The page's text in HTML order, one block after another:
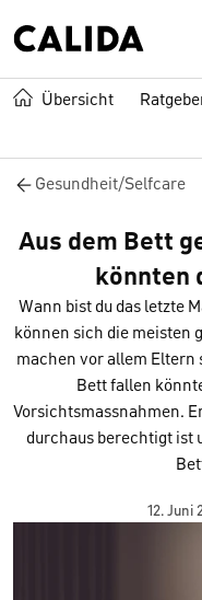
Übersicht
Gesundheit/Selfcare
Aus dem Bett
könnten
Wann bist du das letzte
können sich die meisten
machen vor allem Eltern
Bett fallen
Vorsichtsmassnahmen.
durchaus berechtigt ist
12. Juni